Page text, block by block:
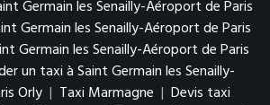
Germain les Senailly-Aéroport de Paris
Germain les Senailly-Aéroport de Paris
Germain les Senailly-Aéroport de Paris
un taxi à Saint Germain les Senailly-
Orly | Taxi Marmagne | Devis taxi